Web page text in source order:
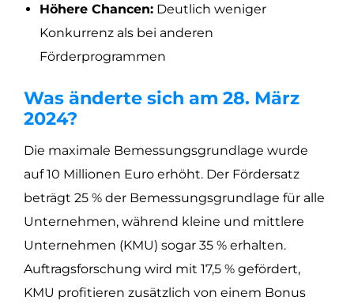
Höhere Chancen: Deutlich weniger
Konkurrenz als bei anderen
Förderprogrammen
Was änderte sich am 28. März
2024?
Die maximale Bemessungsgrundlage wurde
auf 10 Millionen Euro erhöht. Der Fördersatz
beträgt 25 % der Bemessungsgrundlage für alle
Unternehmen, während kleine und mittlere
Unternehmen (KMU) sogar 35 % erhalten.
Auftragsforschung wird mit 17,5 % gefördert,
KMU profitieren zusätzlich von einem Bonus